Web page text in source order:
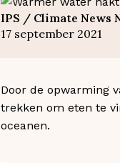
IPS / Climate News
17 september 2021
Door de opwarming
trekken om eten te
oceanen.